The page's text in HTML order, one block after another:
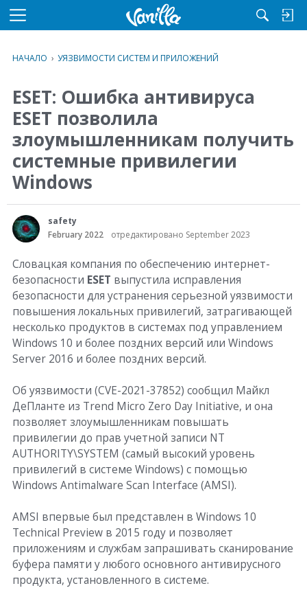
M
u
НАЧАЛО › УЯЗВИМОСТИ СИСТЕМ И ПРИЛОЖЕНИЙ
ESET: Ошибка антивируса
ESET позволила
злоумышленникам получить
системные привилегии
Windows
safety
February 2022
отредактировано September 2023
Словацкая компания по обеспечению интернет-
безопасности ESET выпустила исправления
безопасности для устранения серьезной уязвимости
повышения локальных привилегий, затрагивающей
несколько продуктов в системах под управлением
Windows 10 и более поздних версий или Windows
Server 2016 и более поздних версий.
Об уязвимости (CVE-2021-37852) сообщил Майкл
ДеПланте из Trend Micro Zero Day Initiative, и она
позволяет злоумышленникам повышать
привилегии до прав учетной записи NT
AUTHORITY\SYSTEM (самый высокий уровень
привилегий в системе Windows) с помощью
Windows Antimalware Scan Interface (AMSI).
AMSI впервые был представлен в Windows 10
Technical Preview в 2015 году и позволяет
приложениям и службам запрашивать сканирование
буфера памяти у любого основного антивирусного
продукта, установленного в системе.